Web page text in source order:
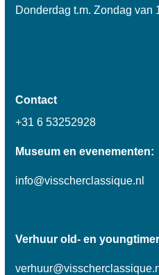
Donderdag t.m. Zondag van
Contact
+31 6 53252928
Museum en evenementen:
info@visscherclassique.nl
Verhuur old- en